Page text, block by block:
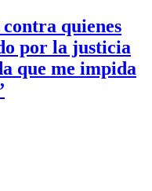
quienes
por la justicia
que me impida